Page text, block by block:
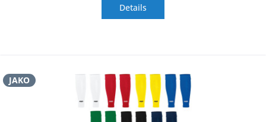
Details
JAKO